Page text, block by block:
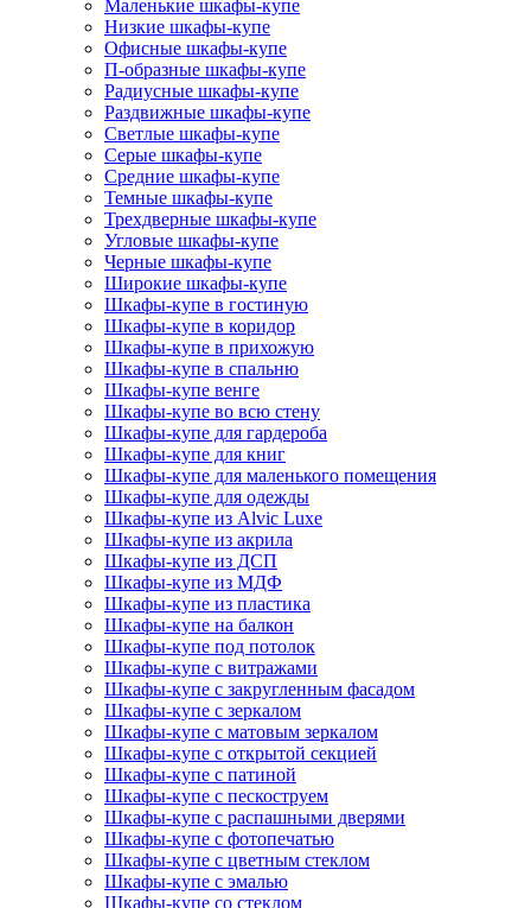
Маленькие шкафы-купе
Низкие шкафы-купе
Офисные шкафы-купе
П-образные шкафы-купе
Радиусные шкафы-купе
Раздвижные шкафы-купе
Светлые шкафы-купе
Серые шкафы-купе
Средние шкафы-купе
Темные шкафы-купе
Трехдверные шкафы-купе
Угловые шкафы-купе
Черные шкафы-купе
Широкие шкафы-купе
Шкафы-купе в гостиную
Шкафы-купе в коридор
Шкафы-купе в прихожую
Шкафы-купе в спальню
Шкафы-купе венге
Шкафы-купе во всю стену
Шкафы-купе для гардероба
Шкафы-купе для книг
Шкафы-купе для маленького помещения
Шкафы-купе для одежды
Шкафы-купе из Alvic Luxe
Шкафы-купе из акрила
Шкафы-купе из ДСП
Шкафы-купе из МДФ
Шкафы-купе из пластика
Шкафы-купе на балкон
Шкафы-купе под потолок
Шкафы-купе с витражами
Шкафы-купе с закругленным фасадом
Шкафы-купе с зеркалом
Шкафы-купе с матовым зеркалом
Шкафы-купе с открытой секцией
Шкафы-купе с патиной
Шкафы-купе с пескоструем
Шкафы-купе с распашными дверями
Шкафы-купе с фотопечатью
Шкафы-купе с цветным стеклом
Шкафы-купе с эмалью
Шкафы-купе со стеклом